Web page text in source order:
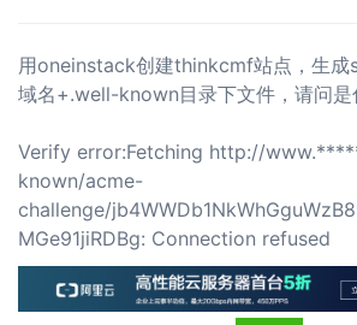
用oneinstack创建thinkcmf站点，生成
域名+.well-known目录下文件，请问是
Verify error:Fetching http://
known/acme-
challenge/
MGe91jiRDBg: Connection refused